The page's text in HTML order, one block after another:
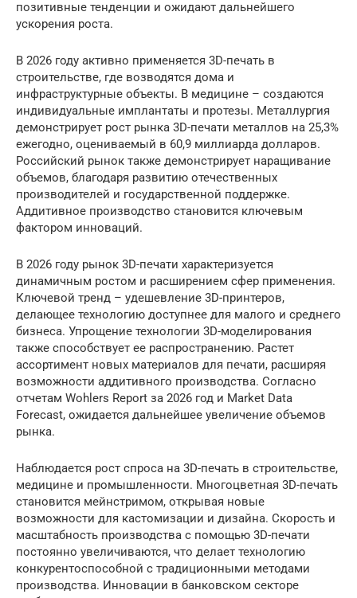
позитивные тенденции и ожидают дальнейшего
ускорения роста.
В 2026 году активно применяется 3D-печать в
строительстве, где возводятся дома и
инфраструктурные объекты. В медицине – создаются
индивидуальные имплантаты и протезы. Металлургия
демонстрирует рост рынка 3D-печати металлов на 25,3%
ежегодно, оцениваемый в 60,9 миллиарда долларов.
Российский рынок также демонстрирует наращивание
объемов, благодаря развитию отечественных
производителей и государственной поддержке.
Аддитивное производство становится ключевым
фактором инноваций.
В 2026 году рынок 3D-печати характеризуется
динамичным ростом и расширением сфер применения.
Ключевой тренд – удешевление 3D-принтеров,
делающее технологию доступнее для малого и среднего
бизнеса. Упрощение технологии 3D-моделирования
также способствует ее распространению. Растет
ассортимент новых материалов для печати, расширяя
возможности аддитивного производства. Согласно
отчетам Wohlers Report за 2026 год и Market Data
Forecast, ожидается дальнейшее увеличение объемов
рынка.
Наблюдается рост спроса на 3D-печать в строительстве,
медицине и промышленности. Многоцветная 3D-печать
становится мейнстримом, открывая новые
возможности для кастомизации и дизайна. Скорость и
масштабность производства с помощью 3D-печати
постоянно увеличиваются, что делает технологию
конкурентоспособной с традиционными методами
производства. Инновации в банковском секторе